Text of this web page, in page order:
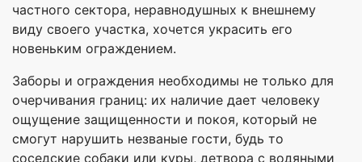
частного сектора, неравнодушных к внешнему
виду своего участка, хочется украсить его
новеньким ограждением.
Заборы и ограждения необходимы не только для
очерчивания границ: их наличие дает человеку
ощущение защищенности и покоя, который не
смогут нарушить незваные гости, будь то
соседские собаки или куры, детвора с водяными